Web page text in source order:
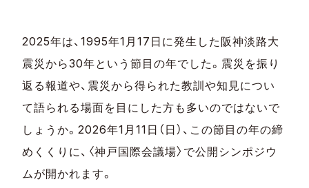
2025年は、1995年1月17日に発生した阪神淡路大
震災から30年という節目の年でした。震災を振り
返る報道や、震災から得られた教訓や知見につい
て語られる場面を目にした方も多いのではないで
しょうか。2026年1月11日（日）、この節目の年の締
めくくりに、〈神戸国際会議場〉で公開シンポジウ
ムが開かれます。